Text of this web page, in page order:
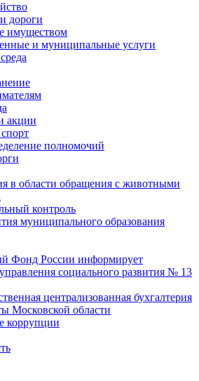
дороги
имуществом
и муниципальные услуги
акции
полномочий
в области обращения с животными
контроль
муниципального образования
Фонд России информирует
социального развития № 13
централизованная бухгалтерия
Московской области
коррупции